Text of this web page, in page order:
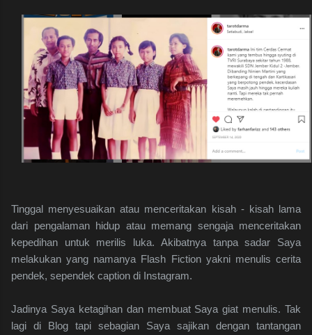
Tinggal menyesuaikan atau menceritakan kisah - kisah lama
dari pengalaman hidup atau memang sengaja menceritakan
kepedihan untuk merilis luka. Akibatnya tanpa sadar Saya
melakukan yang namanya Flash Fiction yakni menulis cerita
pendek, sependek caption di Instagram.
Jadinya Saya ketagihan dan membuat Saya giat menulis. Tak
lagi di Blog tapi sebagian Saya sajikan dengan tantangan